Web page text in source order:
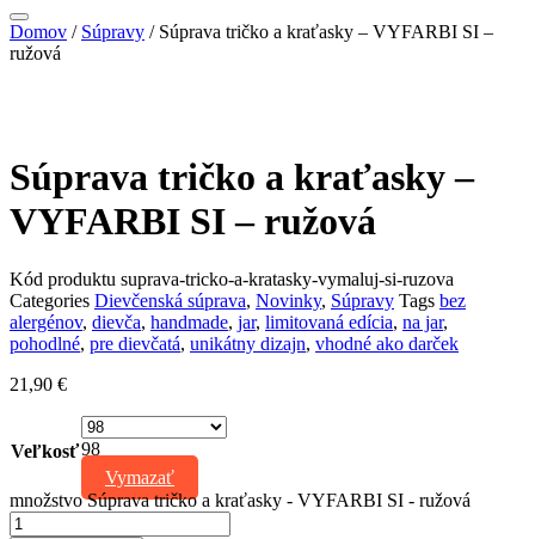
Domov / Súpravy / Súprava tričko a kraťasky – VYFARBI SI –
ružová
Súprava tričko a kraťasky –
VYFARBI SI – ružová
Kód produktu suprava-tricko-a-kratasky-vymaluj-si-ruzova
Categories Dievčenská súprava, Novinky, Súpravy Tags bez
alergénov, dievča, handmade, jar, limitovaná edícia, na jar,
pohodlné, pre dievčatá, unikátny dizajn, vhodné ako darček
21,90 €
Veľkosť98
Vymazať
množstvo Súprava tričko a kraťasky - VYFARBI SI - ružová